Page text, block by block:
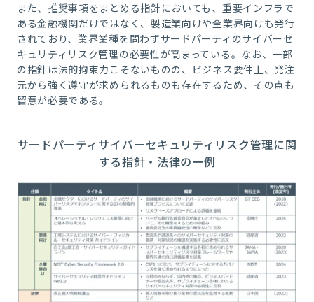
また、推奨事項をまとめる指針においても、重要インフラで
ある金融機関だけではなく、製造業向けや全業界向けも発行
されており、業界業種を問わずサードパーティのサイバーセ
キュリティリスク管理の必要性が高まっている。なお、一部
の指針は法的拘束力こそないものの、ビジネス要件上、発注
元から強く遵守が求められるものも存在するため、その点も
留意が必要である。
サードパーティサイバーセキュリティリスク管理に関
する指針・法律の一例